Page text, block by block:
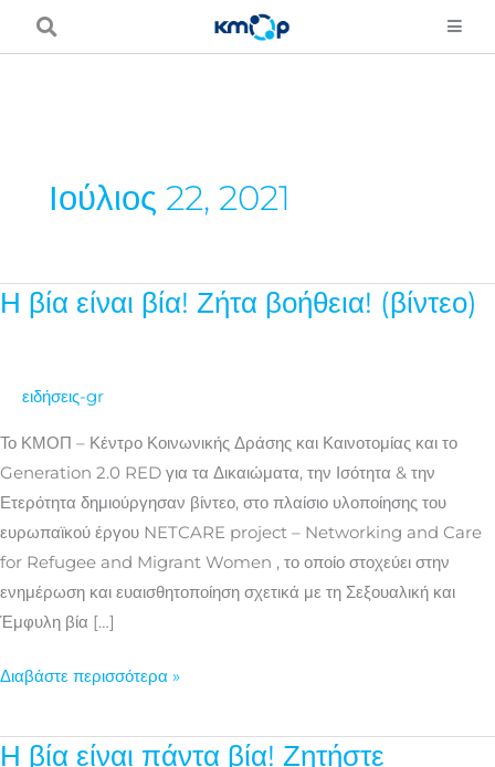
Μετάβαση
Ιούλιος 22, 2021
Η βία είναι βία! Ζήτα βοήθεια! (βίντεο)
ειδήσεις-gr
Το ΚΜΟΠ – Κέντρο Κοινωνικής Δράσης και Καινοτομίας και το
Generation 2.0 RED για τα Δικαιώματα, την Ισότητα & την
Ετερότητα δημιούργησαν βίντεο, στο πλαίσιο υλοποίησης του
ευρωπαϊκού έργου NETCARE project – Networking and Care
for Refugee and Migrant Women , το οποίο στοχεύει στην
ενημέρωση και ευαισθητοποίηση σχετικά με τη Σεξουαλική και
Έμφυλη βία […]
Η
βοήθεια!
(βίντεο)
Διαβάστε περισσότερα »
Η βία είναι πάντα βία! Ζητήστε
Η